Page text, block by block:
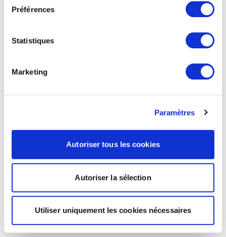
Préférences
Statistiques
Marketing
Paramètres
Autoriser tous les cookies
Autoriser la sélection
Utiliser uniquement les cookies nécessaires